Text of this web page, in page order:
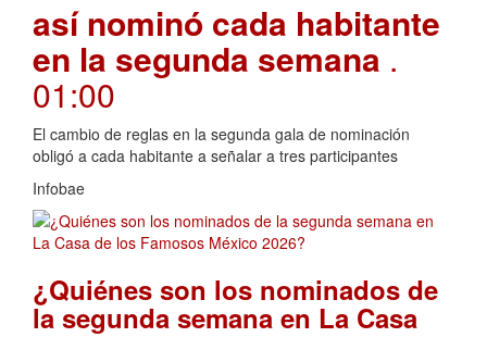
así nominó cada habitante
en la segunda semana .
01:00
El cambio de reglas en la segunda gala de nominación
obligó a cada habitante a señalar a tres participantes
Infobae
¿Quiénes son los nominados de
la segunda semana en La Casa